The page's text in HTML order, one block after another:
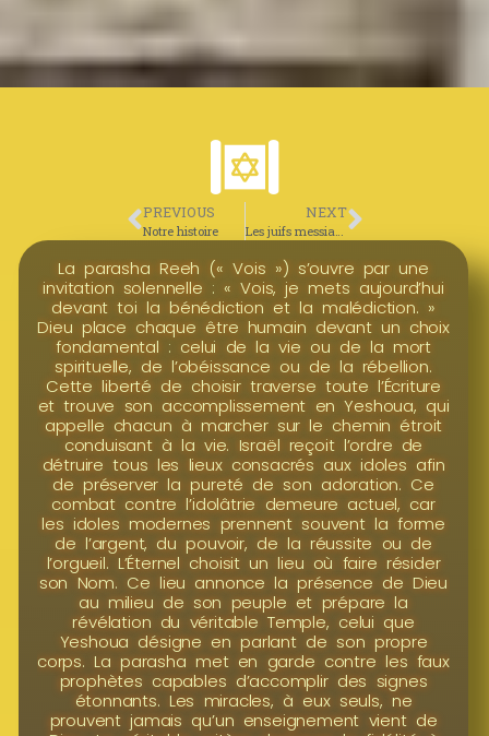
La parasha Reeh (« Vois ») s’ouvre par une
invitation solennelle : « Vois, je mets aujourd’hui
devant toi la bénédiction et la malédiction. »
Dieu place chaque être humain devant un choix
fondamental : celui de la vie ou de la mort
spirituelle, de l’obéissance ou de la rébellion.
Cette liberté de choisir traverse toute l’Écriture
et trouve son accomplissement en Yeshoua, qui
appelle chacun à marcher sur le chemin étroit
conduisant à la vie. Israël reçoit l’ordre de
détruire tous les lieux consacrés aux idoles afin
de préserver la pureté de son adoration. Ce
combat contre l’idolâtrie demeure actuel, car
les idoles modernes prennent souvent la forme
de l’argent, du pouvoir, de la réussite ou de
l’orgueil. L’Éternel choisit un lieu où faire résider
son Nom. Ce lieu annonce la présence de Dieu
au milieu de son peuple et prépare la
révélation du véritable Temple, celui que
Yeshoua désigne en parlant de son propre
corps. La parasha met en garde contre les faux
prophètes capables d’accomplir des signes
étonnants. Les miracles, à eux seuls, ne
prouvent jamais qu’un enseignement vient de
PREVIOUS
Notre histoire
NEXT